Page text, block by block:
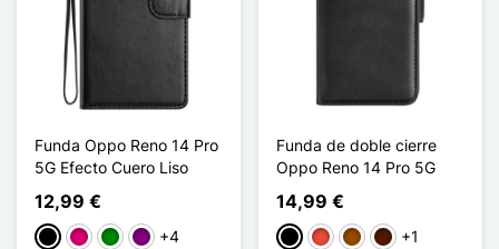
Funda Oppo Reno 14 Pro
5G Efecto Cuero Liso
12,99 €
NegroMagenta
VerdePúrpura
+4
Funda de doble cierre
Oppo Reno 14 Pro 5G
14,99 €
NegroRojoMarrónMarrón oscuro
+1